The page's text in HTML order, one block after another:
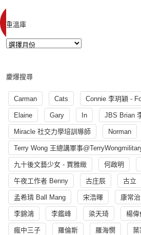
重溫庫
慶爆搜尋
Carman Cats Connie 李玥穎 -
Elaine Gary In JBS Brian
Miracle 社交力學培訓導師 Norman
Terry Wong 王總講軍事
九十後文藝少女 - 賈雅緻 何啟明
午夜工作者 Benny 古庄辰 古立
孟希璘 Ball Mang 宋浩暉 康常治
李錦鴻 李鑑峰 梁天琦 楊偉
瘋中三子 羅倫斯 羅海憫 葉